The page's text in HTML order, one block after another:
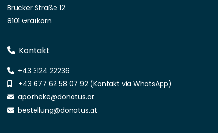
Brucker Straße 12
8101 Gratkorn
 Kontakt
 +43 3124 22236
 +43 677 62 58 07 92 (Kontakt via WhatsApp)
 apotheke@donatus.at
 bestellung@donatus.at